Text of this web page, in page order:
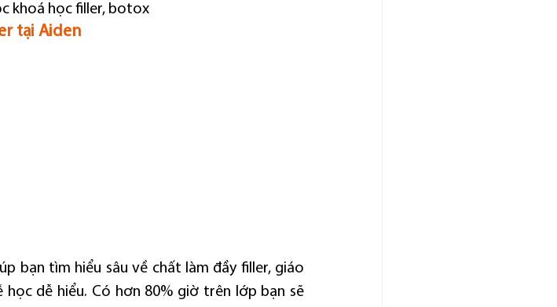
khoá học filler, botox
tại Aiden
bạn tìm hiểu sâu về chất làm đầy filler, giáo
dễ hiểu. Có hơn 80% giờ trên lớp bạn sẽ